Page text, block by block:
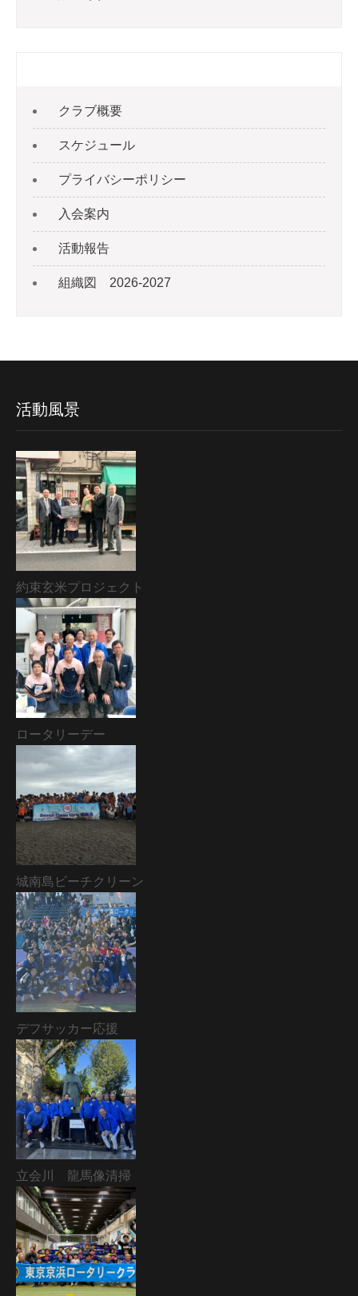
クラブ概要
スケジュール
プライバシーポリシー
入会案内
活動報告
組織図 2026-2027
活動風景
約束玄米プロジェクト
ロータリーデー
城南島ビーチクリーン
デフサッカー応援
立会川 龍馬像清掃